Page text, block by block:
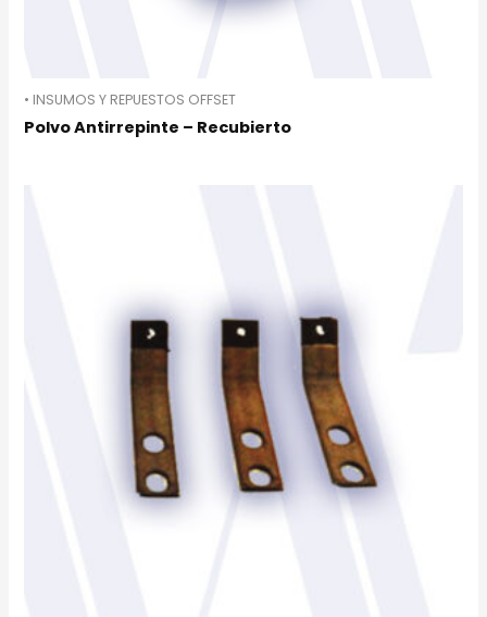
• INSUMOS Y REPUESTOS OFFSET
Polvo Antirrepinte – Recubierto